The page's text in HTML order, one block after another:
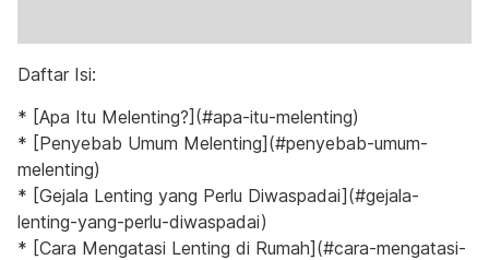
Daftar Isi:
* [Apa Itu Melenting?](#apa-itu-melenting)
* [Penyebab Umum Melenting](#penyebab-umum-
melenting)
* [Gejala Lenting yang Perlu Diwaspadai](#gejala-
lenting-yang-perlu-diwaspadai)
* [Cara Mengatasi Lenting di Rumah](#cara-mengatasi-